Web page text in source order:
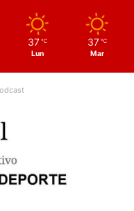
37 ℃
Lun
37 ℃
Mar